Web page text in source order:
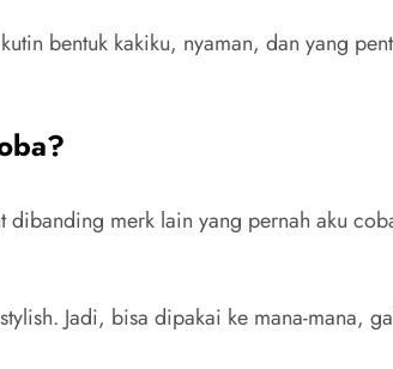
bentuk kakiku, nyaman, dan yang
merk lain yang pernah aku
Jadi, bisa dipakai ke mana-mana,